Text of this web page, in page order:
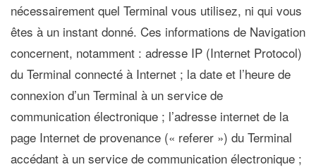
nécessairement quel Terminal vous utilisez, ni qui vous
êtes à un instant donné. Ces informations de Navigation
concernent, notamment : adresse IP (Internet Protocol)
du Terminal connecté à Internet ; la date et l’heure de
connexion d’un Terminal à un service de
communication électronique ; l’adresse internet de la
page Internet de provenance (« referer ») du Terminal
accédant à un service de communication électronique ;